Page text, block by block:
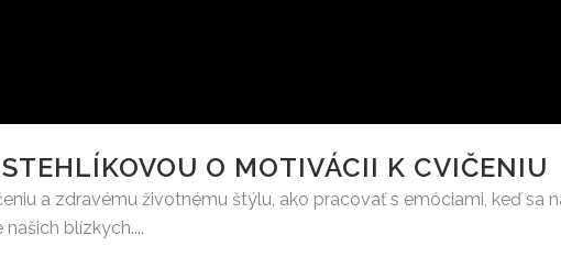
O MOTIVÁCII K CVIČENIU
a zdravému životnému štýlu, ako pracovať s emóciami, keď sa
blízkych....